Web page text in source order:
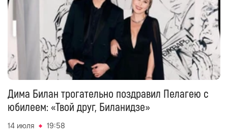
Дима Билан трогательно поздравил Пелагею с
юбилеем: «Твой друг, Биланидзе»
14 июля 19:58